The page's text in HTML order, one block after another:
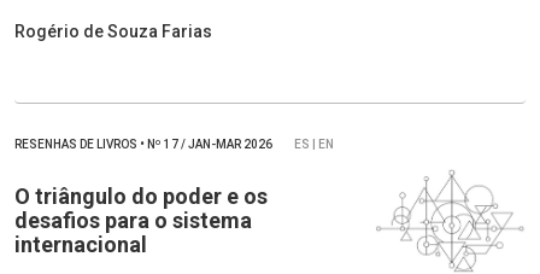
Rogério de Souza Farias
RESENHAS DE LIVROS • Nº 17 / JAN-MAR 2026 ES | EN
O triângulo do poder e os
desafios para o sistema
internacional